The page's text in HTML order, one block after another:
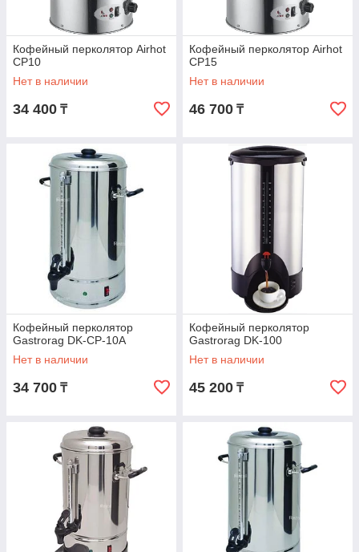
Кофейный перколятор Airhot
CP10
Нет в наличии
34 400 ₸
Кофейный перколятор Airhot
CP15
Нет в наличии
46 700 ₸
Кофейный перколятор
Gastrorag DK-CP-10A
Нет в наличии
34 700 ₸
Кофейный перколятор
Gastrorag DK-100
Нет в наличии
45 200 ₸